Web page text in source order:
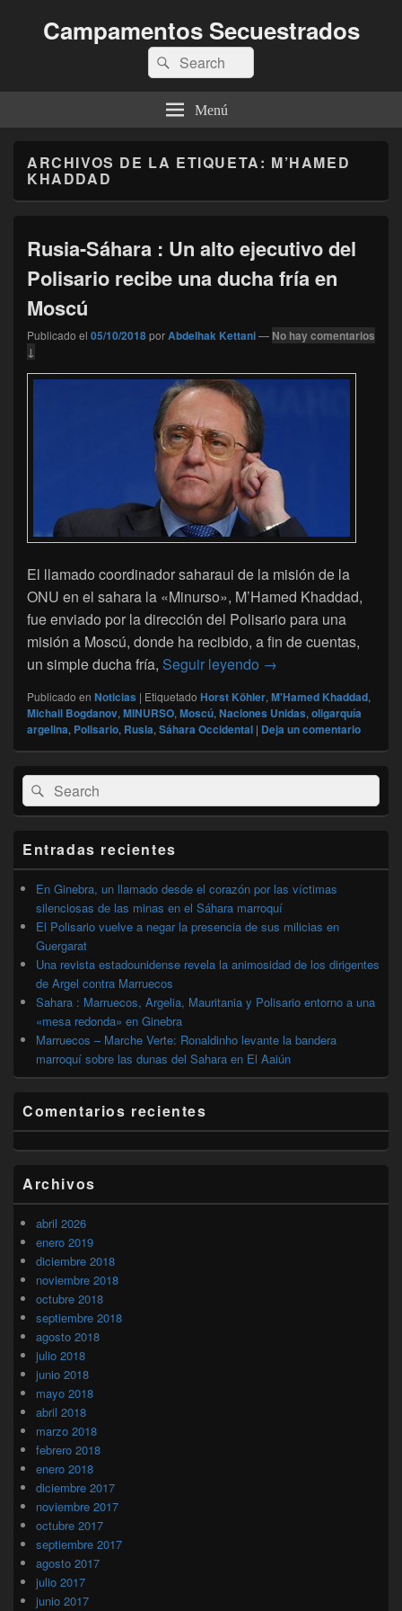
Campamentos Secuestrados
Buscar
por:
Buscar
Menú
ARCHIVOS DE LA ETIQUETA: M’HAMED
KHADDAD
Rusia-Sáhara : Un alto ejecutivo del
Polisario recibe una ducha fría en
Moscú
Publicado el 05/10/2018porAbdelhak Kettani— No hay comentarios
↓
El llamado coordinador saharaui de la misión de la
ONU en el sahara la «Minurso», M’Hamed Khaddad,
fue enviado por la dirección del Polisario para una
misión a Moscú, donde ha recibido, a fin de cuentas,
un simple ducha fría, Seguir leyendo Rusia-Sáhara : Un
→
Publicado en Noticias | Etiquetado Horst Köhler,M'Hamed Khaddad,
Michail Bogdanov,MINURSO,Moscú,Naciones Unidas,oligarquía
argelina, Polisario, Rusia,Sáhara Occidental | Deja un comentario
El
área
de
lateral
primaria
Buscar
por:
Buscar
Entradas recientes
En Ginebra, un llamado desde el corazón por las víctimas
silenciosas de las minas en el Sáhara marroquí
El Polisario vuelve a negar la presencia de sus milicias en
Guergarat
Una revista estadounidense revela la animosidad de los dirigentes
de Argel contra Marruecos
Sahara : Marruecos, Argelia, Mauritania y Polisario entorno a una
«mesa redonda» en Ginebra
Marruecos – Marche Verte: Ronaldinho levante la bandera
marroquí sobre las dunas del Sahara en El Aaiún
Comentarios recientes
Archivos
abril 2026
enero 2019
diciembre 2018
noviembre 2018
octubre 2018
septiembre 2018
agosto 2018
julio 2018
junio 2018
mayo 2018
abril 2018
marzo 2018
febrero 2018
enero 2018
diciembre 2017
noviembre 2017
octubre 2017
septiembre 2017
agosto 2017
julio 2017
junio 2017